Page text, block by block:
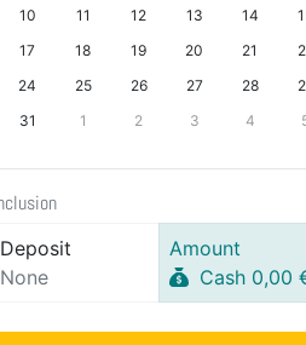
10
11 12 13 14
17
18 19 20 21
24
25 26 27 28
31
1 2 3 4
Deposit
None
Amount
Cash 0,00